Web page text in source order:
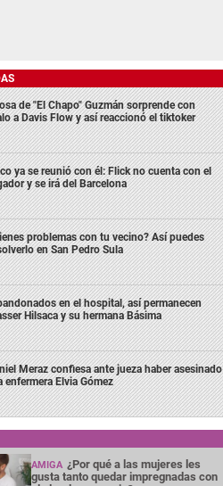
de "El Chapo" Guzmán sorprende con
a Davis Flow y así reaccionó el tiktoker
ya se reunió con él: Flick no cuenta con el
y se irá del Barcelona
problemas con tu vecino? Así puedes
en San Pedro Sula
en el hospital, así permanecen
Hilsaca y su hermana Básima
Meraz confiesa ante jueza haber asesinado
enfermera Elvia Gómez
AMIGA ¿Por qué a las mujeres les
gusta tanto quedar impregnadas con